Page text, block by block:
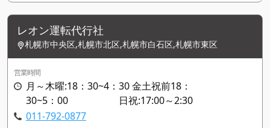
レオン運転代行社
札幌市中央区,札幌市北区,札幌市白石区,札幌市東区
営業時間
月～木曜:18：30~4：30 金土祝前18：
30~5：00 日祝:17:00～2:30
011-792-0877